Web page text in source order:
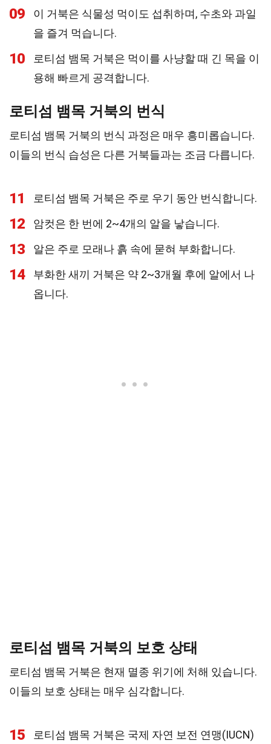
09
이 거북은 식물성 먹이도 섭취하며, 수초와 과일
을 즐겨 먹습니다.
10
로티섬 뱀목 거북은 먹이를 사냥할 때 긴 목을 이
용해 빠르게 공격합니다.
로티섬 뱀목 거북의 번식
로티섬 뱀목 거북의 번식 과정은 매우 흥미롭습니다.
이들의 번식 습성은 다른 거북들과는 조금 다릅니다.
11 로티섬 뱀목 거북은 주로 우기 동안 번식합니다.
12 암컷은 한 번에 2~4개의 알을 낳습니다.
13 알은 주로 모래나 흙 속에 묻혀 부화합니다.
14
부화한 새끼 거북은 약 2~3개월 후에 알에서 나
옵니다.
로티섬 뱀목 거북의 보호 상태
로티섬 뱀목 거북은 현재 멸종 위기에 처해 있습니다.
이들의 보호 상태는 매우 심각합니다.
15
로티섬 뱀목 거북은 국제 자연 보전 연맹(IUCN)